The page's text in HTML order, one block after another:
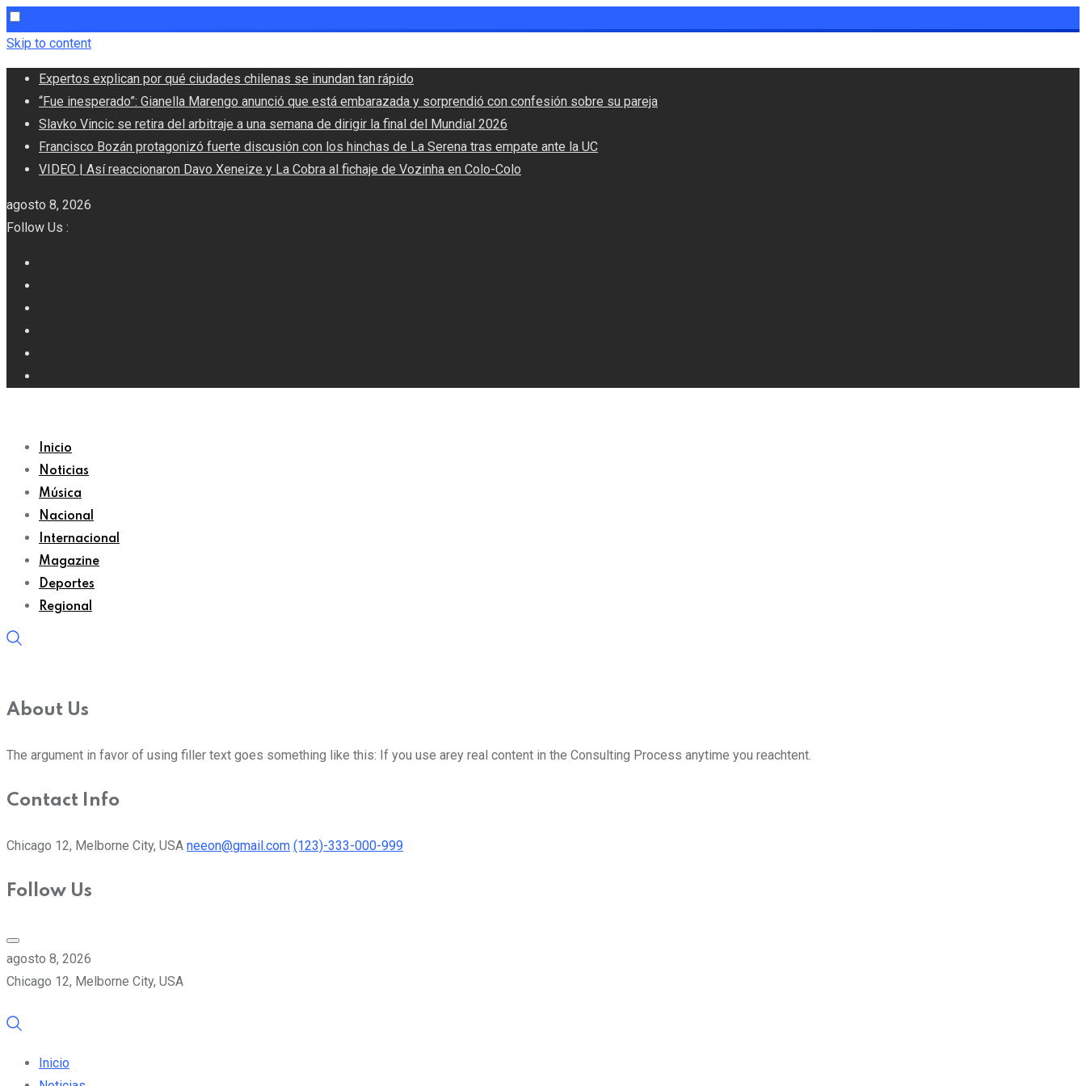
Skip to content
Expertos explican por qué ciudades chilenas se inundan tan rápido
“Fue inesperado”: Gianella Marengo anunció que está embarazada y sorprendió con confesión sobre su pareja
Slavko Vincic se retira del arbitraje a una semana de dirigir la final del Mundial 2026
Francisco Bozán protagonizó fuerte discusión con los hinchas de La Serena tras empate ante la UC
VIDEO | Así reaccionaron Davo Xeneize y La Cobra al fichaje de Vozinha en Colo-Colo
agosto 8, 2026
Follow Us :
Inicio
Noticias
Música
Nacional
Internacional
Magazine
Deportes
Regional
About Us
The argument in favor of using filler text goes something like this: If you use arey real content in the Consulting Process anytime you reachtent.
Contact Info
Chicago 12, Melborne City, USA neeon@gmail.com (123)-333-000-999
Follow Us
agosto 8, 2026
Chicago 12, Melborne City, USA
Inicio